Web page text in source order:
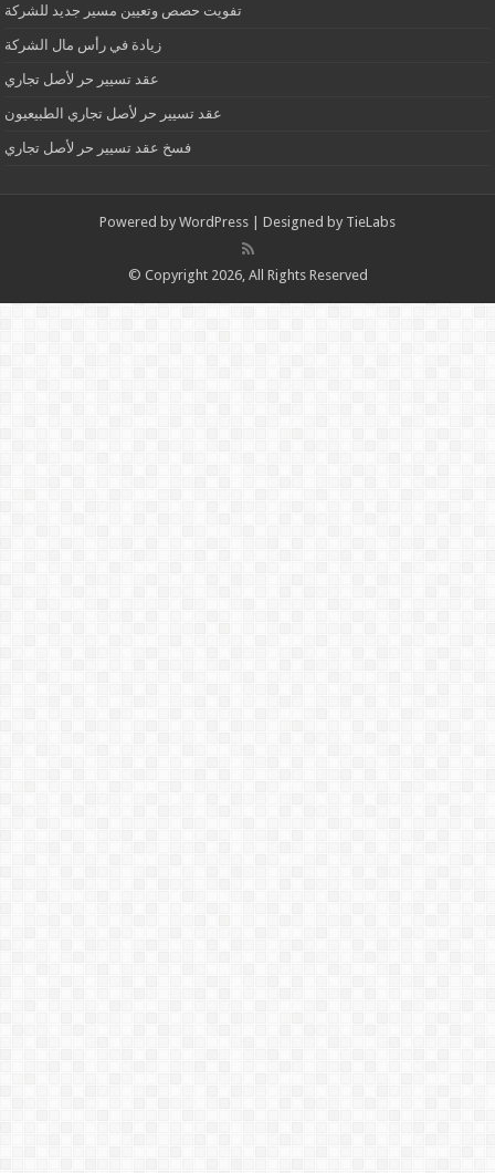
تفويت حصص وتعيين مسير جديد للشركة
زيادة في رأس مال الشركة
عقد تسيير حر لأصل تجاري
عقد تسيير حر لأصل تجاري الطبيعيون
فسخ عقد تسيير حر لأصل تجاري
Powered by WordPress | Designed by TieLabs
© Copyright 2026, All Rights Reserved